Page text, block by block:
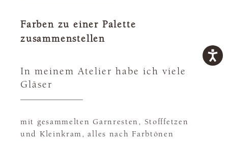
Farben zu einer Palette
zusammenstellen
In meinem Atelier habe ich viele
Gläser
mit gesammelten Garnresten, Stofffetzen
und Kleinkram, alles nach Farbtönen